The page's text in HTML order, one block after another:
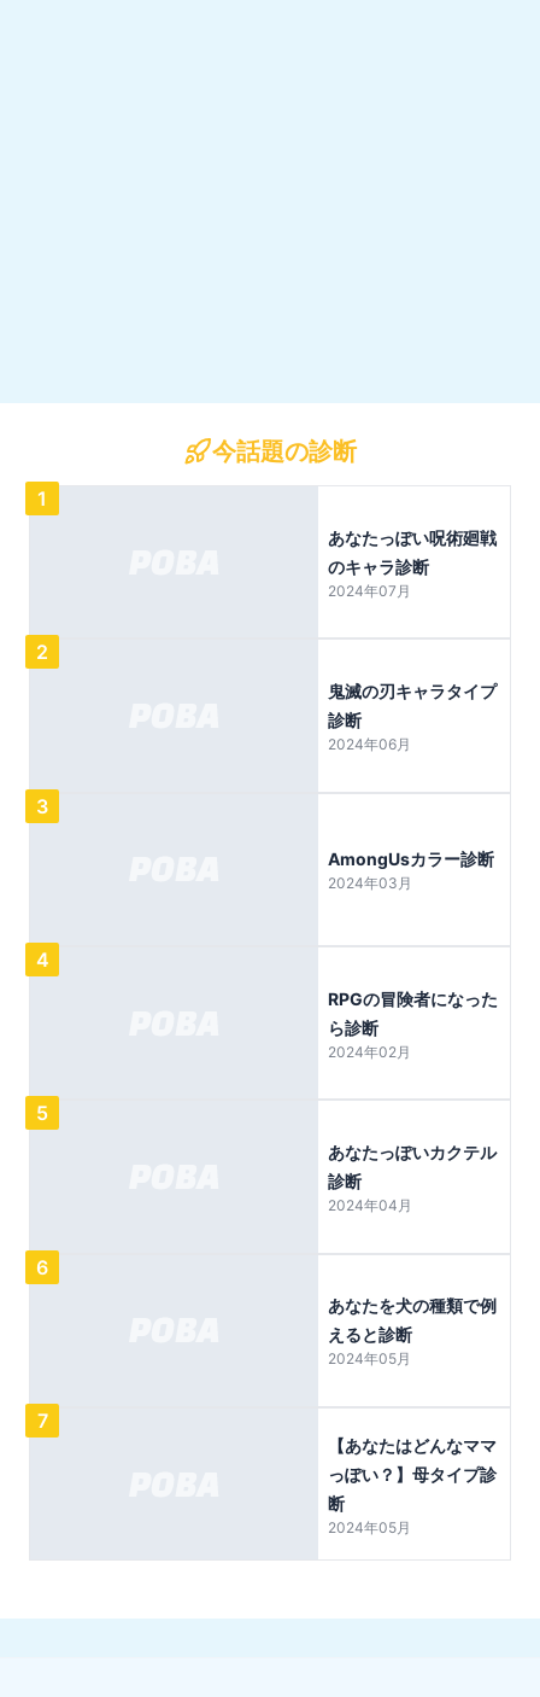
今話題の診断
1
あなたっぽい呪術廻戦
のキャラ診断
2024年07月
2
鬼滅の刃キャラタイプ
診断
2024年06月
3
AmongUsカラー診断
2024年03月
4
RPGの冒険者になった
ら診断
2024年02月
5
あなたっぽいカクテル
診断
2024年04月
6
あなたを犬の種類で例
えると診断
2024年05月
7
【あなたはどんなママ
っぽい？】母タイプ診
断
2024年05月